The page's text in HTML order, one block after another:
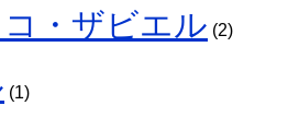
・ザビエル (2)
(1)